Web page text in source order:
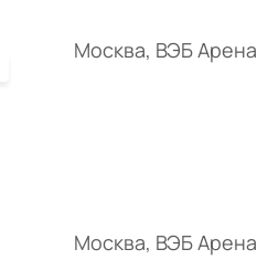
Москва, ВЭБ Арена
Москва, ВЭБ Арена